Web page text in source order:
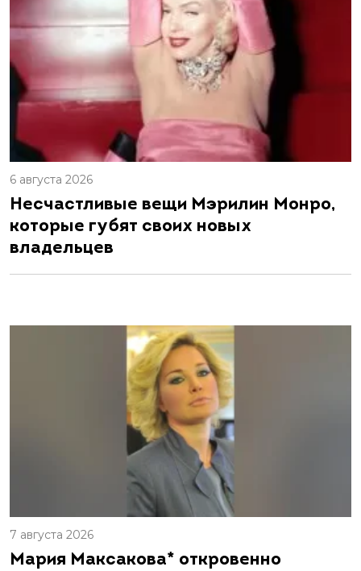
6 августа 2026
Несчастливые вещи Мэрилин Монро,
которые губят своих новых
владельцев
7 августа 2026
Мария Максакова* откровенно